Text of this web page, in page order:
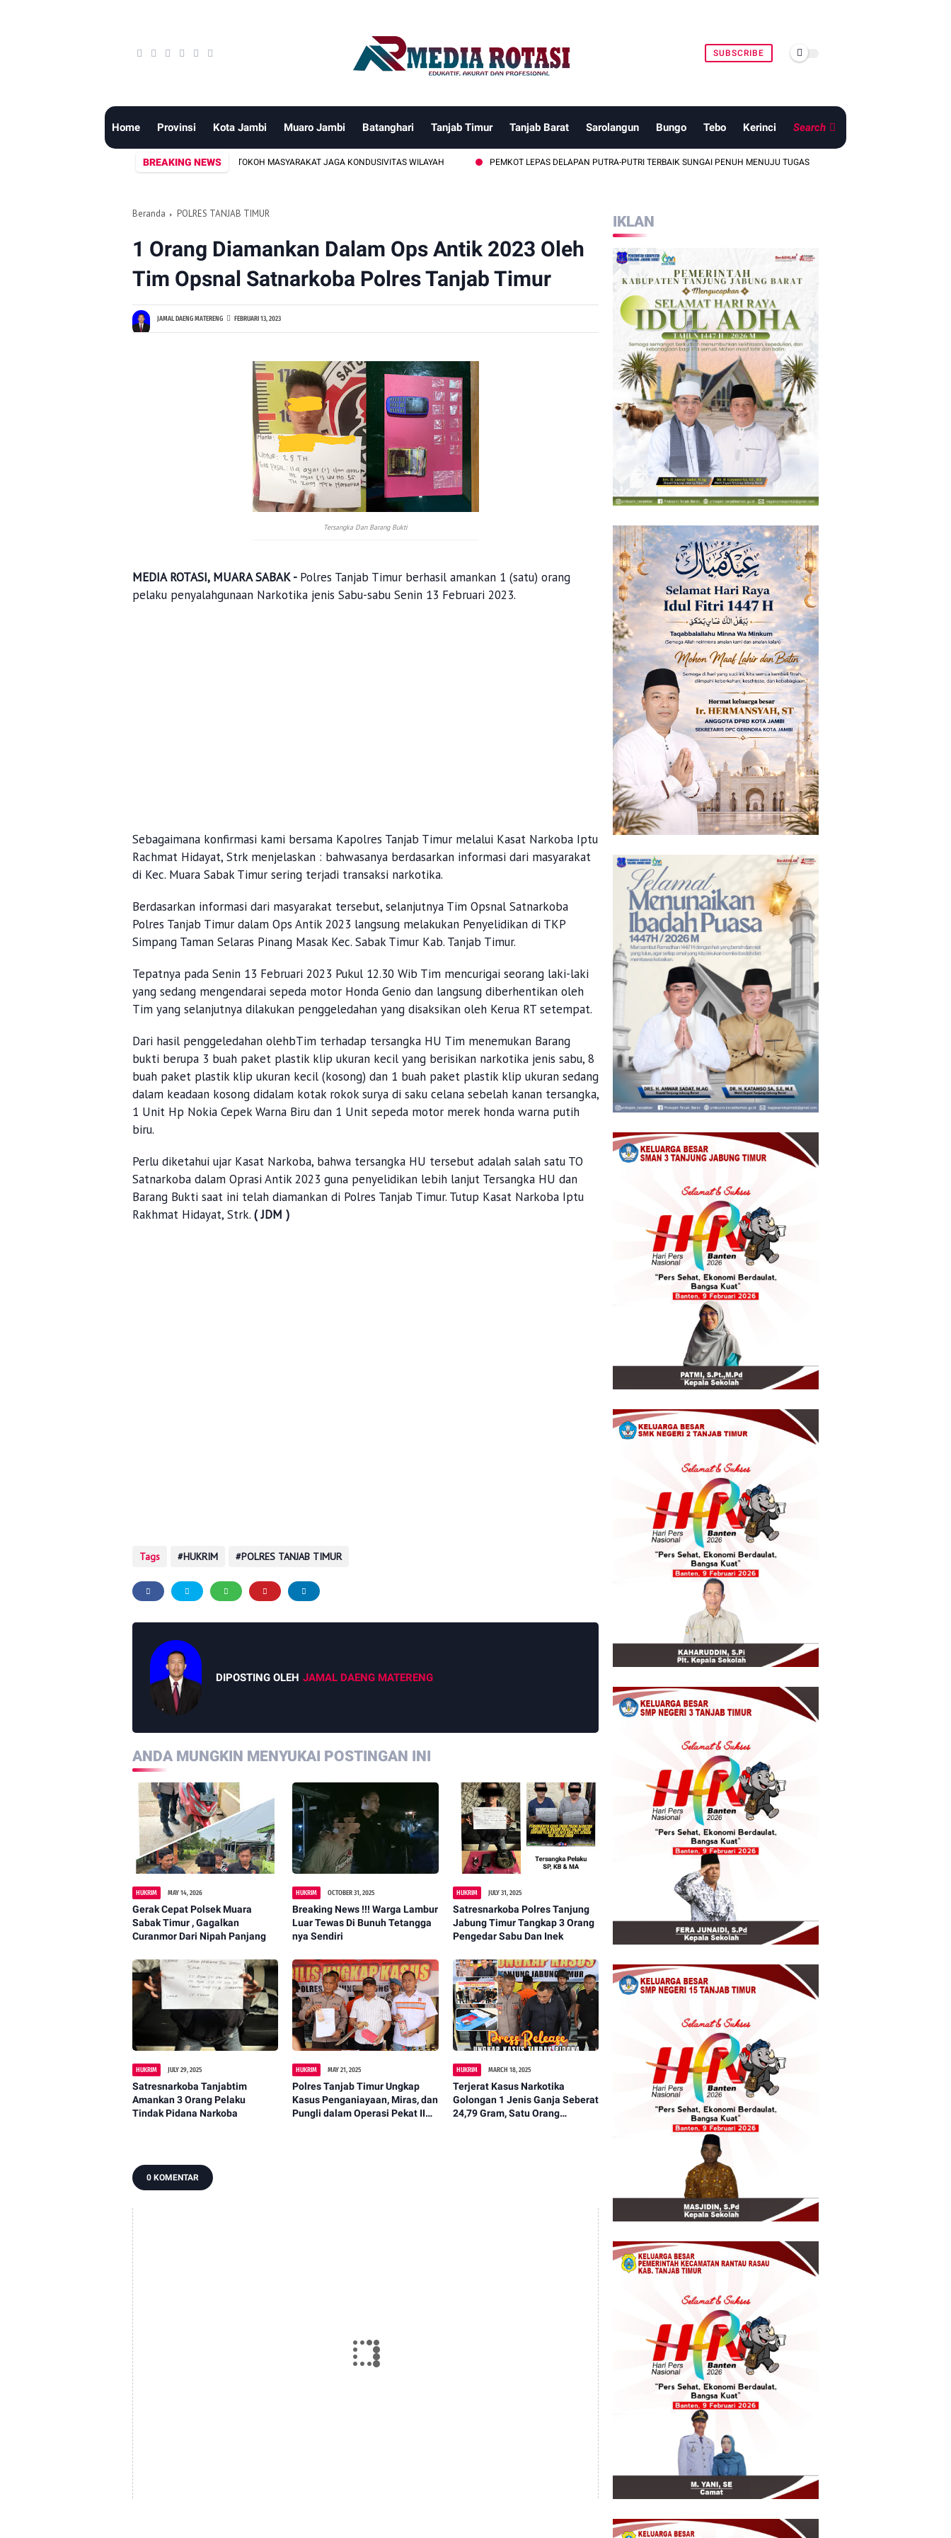
SUBSCRIBE
Home Provinsi Kota Jambi Muaro Jambi Batanghari Tanjab Timur Tanjab Barat Sarolangun Bungo Tebo Kerinci Search
BREAKING NEWS
PERKUAT SINERGI BERSAMA MEDIA, LSM DAN TOKOH MASYARAKAT JAGA KONDUSIVITAS WILAYAH PEMKOT LEPAS DELAPAN PUTRA-PUTRI TERBAIK SUNGAI PENUH MENUJU TUGAS PASKIBRAKA NASIONAL DAN PROVINSI
Beranda POLRES TANJAB TIMUR
1 Orang Diamankan Dalam Ops Antik 2023 Oleh
Tim Opsnal Satnarkoba Polres Tanjab Timur
JAMAL DAENG MATERENG FEBRUARI 13, 2023
Tersangka Dan Barang Bukti
MEDIA ROTASI, MUARA SABAK - Polres Tanjab Timur berhasil amankan 1 (satu) orang
pelaku penyalahgunaan Narkotika jenis Sabu-sabu Senin 13 Februari 2023.
Sebagaimana konfirmasi kami bersama Kapolres Tanjab Timur melalui Kasat Narkoba Iptu
Rachmat Hidayat, Strk menjelaskan : bahwasanya berdasarkan informasi dari masyarakat
di Kec. Muara Sabak Timur sering terjadi transaksi narkotika.
Berdasarkan informasi dari masyarakat tersebut, selanjutnya Tim Opsnal Satnarkoba
Polres Tanjab Timur dalam Ops Antik 2023 langsung melakukan Penyelidikan di TKP
Simpang Taman Selaras Pinang Masak Kec. Sabak Timur Kab. Tanjab Timur.
Tepatnya pada Senin 13 Februari 2023 Pukul 12.30 Wib Tim mencurigai seorang laki-laki
yang sedang mengendarai sepeda motor Honda Genio dan langsung diberhentikan oleh
Tim yang selanjutnya dilakukan penggeledahan yang disaksikan oleh Kerua RT setempat.
Dari hasil penggeledahan olehbTim terhadap tersangka HU Tim menemukan Barang
bukti berupa 3 buah paket plastik klip ukuran kecil yang berisikan narkotika jenis sabu, 8
buah paket plastik klip ukuran kecil (kosong) dan 1 buah paket plastik klip ukuran sedang
dalam keadaan kosong didalam kotak rokok surya di saku celana sebelah kanan tersangka,
1 Unit Hp Nokia Cepek Warna Biru dan 1 Unit sepeda motor merek honda warna putih
biru.
Perlu diketahui ujar Kasat Narkoba, bahwa tersangka HU tersebut adalah salah satu TO
Satnarkoba dalam Oprasi Antik 2023 guna penyelidikan lebih lanjut Tersangka HU dan
Barang Bukti saat ini telah diamankan di Polres Tanjab Timur. Tutup Kasat Narkoba Iptu
Rakhmat Hidayat, Strk. ( JDM )
Tags HUKRIM POLRES TANJAB TIMUR
DIPOSTING OLEH JAMAL DAENG MATERENG
ANDA MUNGKIN MENYUKAI POSTINGAN INI
HUKRIM MAY 14, 2026
Gerak Cepat Polsek Muara
Sabak Timur , Gagalkan
Curanmor Dari Nipah Panjang
HUKRIM OCTOBER 31, 2025
Breaking News !!! Warga Lambur
Luar Tewas Di Bunuh Tetangga
nya Sendiri
HUKRIM JULY 31, 2025
Satresnarkoba Polres Tanjung
Jabung Timur Tangkap 3 Orang
Pengedar Sabu Dan Inek
HUKRIM JULY 29, 2025
Satresnarkoba Tanjabtim
Amankan 3 Orang Pelaku
Tindak Pidana Narkoba
HUKRIM MAY 21, 2025
Polres Tanjab Timur Ungkap
Kasus Penganiayaan, Miras, dan
Pungli dalam Operasi Pekat II
HUKRIM MARCH 18, 2025
Terjerat Kasus Narkotika
Golongan 1 Jenis Ganja Seberat
24,79 Gram, Satu Orang
0 KOMENTAR
IKLAN